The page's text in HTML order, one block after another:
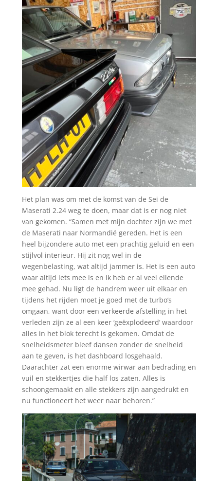
Het plan was om met de komst van de Sei de
Maserati 2.24 weg te doen, maar dat is er nog niet
van gekomen. “Samen met mijn dochter zijn we met
de Maserati naar Normandië gereden. Het is een
heel bijzondere auto met een prachtig geluid en een
stijlvol interieur. Hij zit nog wel in de
wegenbelasting, wat altijd jammer is. Het is een auto
waar altijd iets mee is en ik heb er al veel ellende
mee gehad. Nu ligt de handrem weer uit elkaar en
tijdens het rijden moet je goed met de turbo’s
omgaan, want door een verkeerde afstelling in het
verleden zijn ze al een keer ‘geëxplodeerd’ waardoor
alles in het blok terecht is gekomen. Omdat de
snelheidsmeter bleef dansen zonder de snelheid
aan te geven, is het dashboard losgehaald.
Daarachter zat een enorme wirwar aan bedrading en
vuil en stekkertjes die half los zaten. Alles is
schoongemaakt en alle stekkers zijn aangedrukt en
nu functioneert het weer naar behoren.”